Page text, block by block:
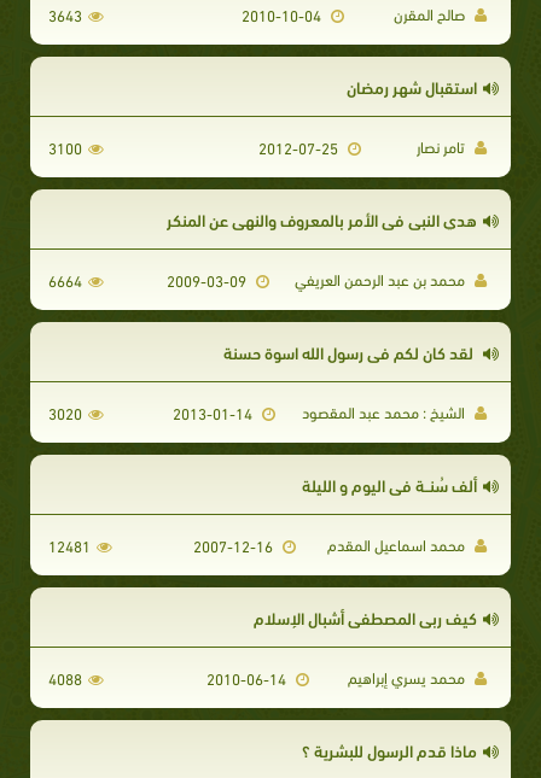
صالح المقرن 2010-10-04
3643
استقبال شهر رمضان
تامر نصار 3100
هدي النبي في الأمر بالمعروف والنهي عن المنكر
محمد بن عبد الرحمن العريفي 6664
لقد كان لكم فى رسول الله اسوة حسنة
الشيخ : محمد عبد المقصود 2013-01-14
3020
ألف سُنــة في اليوم و الليلة
محمد اسماعيل المقدم 12481
كيف ربى المصطفى أشبال الإسلام
محمد يسري إبراهيم 4088
ماذا قدم الرسول للبشرية ؟